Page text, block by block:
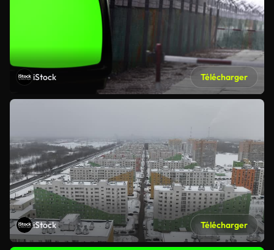
iStock Télécharger
iStock Télécharger